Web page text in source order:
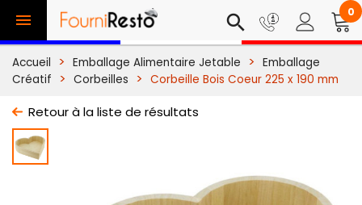
 search 0
Accueil Emballage Alimentaire Jetable
Emballage
Créatif
Corbeilles Corbeille Bois Coeur 225 x 190 mm
Retour à la liste de résultats